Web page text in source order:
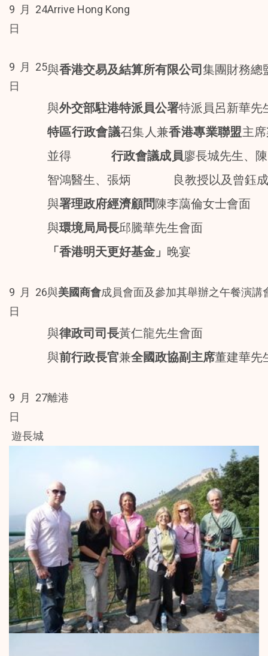
9月24
日
Arrive Hong Kong
9月25
日
與香港交易及結算所有限公司集團財務總
與外交部駐港特派員公署特派員呂新華先
特區行政會議召集人兼香港專業聯盟主
並得 行政會議成員廖長城先生、
智鴻醫生、張炳 良教授以及曾鈺成
與署理政府經濟顧問陳李藹倫女士會面
與環境局局長邱騰華先生會面
「香港明天更好基金」 晚宴
9月26
日
與美國商會成員會面及參加其舉辦之午餐演講
與律政司司長黃仁龍先生會面
與前行政長官兼全國政協副主席董建華先
9月27
日
離港
遊長城